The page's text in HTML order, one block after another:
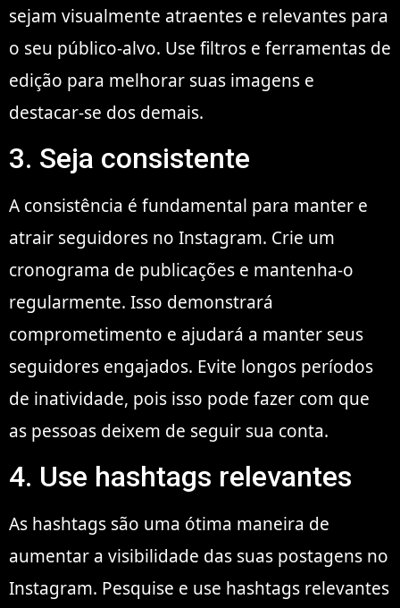
sejam visualmente atraentes e relevantes para
o seu público-alvo. Use filtros e ferramentas de
edição para melhorar suas imagens e
destacar-se dos demais.
3. Seja consistente
A consistência é fundamental para manter e
atrair seguidores no Instagram. Crie um
cronograma de publicações e mantenha-o
regularmente. Isso demonstrará
comprometimento e ajudará a manter seus
seguidores engajados. Evite longos períodos
de inatividade, pois isso pode fazer com que
as pessoas deixem de seguir sua conta.
4. Use hashtags relevantes
As hashtags são uma ótima maneira de
aumentar a visibilidade das suas postagens no
Instagram. Pesquise e use hashtags relevantes